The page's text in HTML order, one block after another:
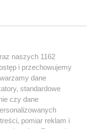
naszych 1162
i przechowujemy
dane
standardowe
czy dane
pomiar reklam i